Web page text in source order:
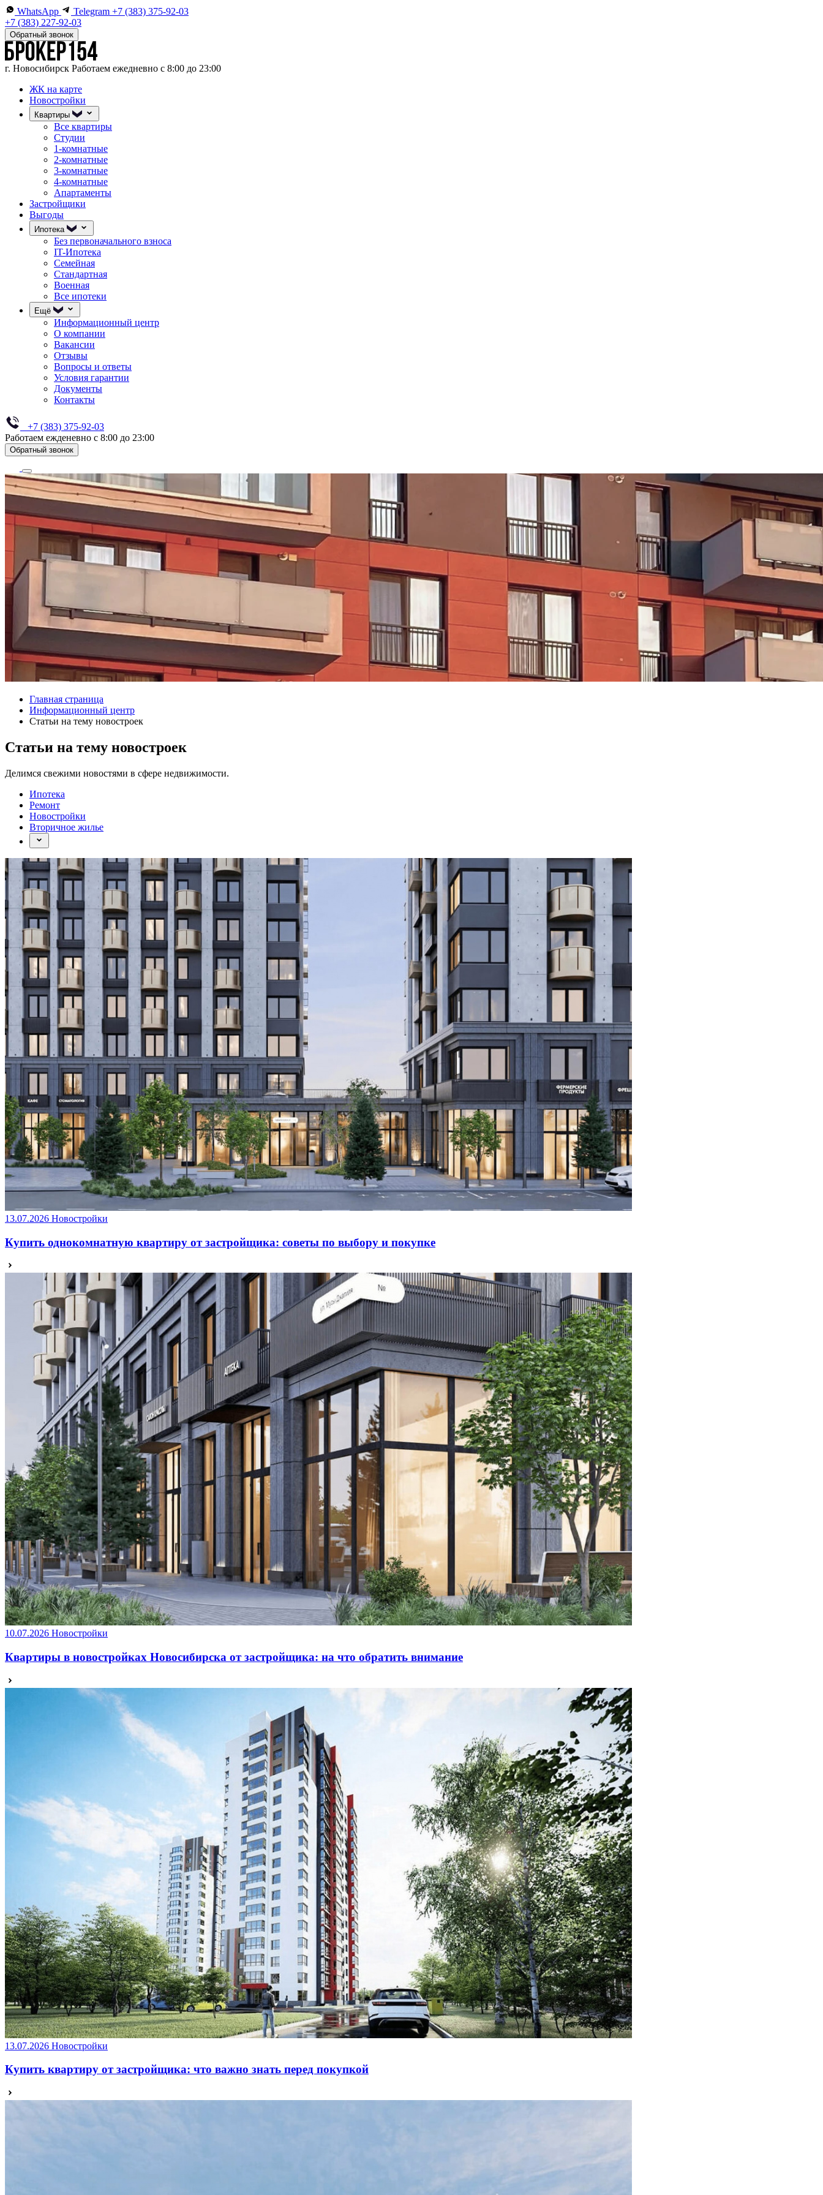
WhatsApp Telegram +7 (383) 375-92-03
+7 (383) 227-92-03
Обратный звонок
г. Новосибирск Работаем ежедневно с 8:00 до 23:00
ЖК на карте
Новостройки
Квартиры
Все квартиры
Студии
1-комнатные
2-комнатные
3-комнатные
4-комнатные
Апартаменты
Застройщики
Выгоды
Ипотека
Без первоначального взноса
IT-Ипотека
Семейная
Стандартная
Военная
Все ипотеки
Ещё
Информационный центр
О компании
Вакансии
Отзывы
Вопросы и ответы
Условия гарантии
Документы
Контакты
+7 (383) 375-92-03
Работаем ежденевно с 8:00 до 23:00
Обратный звонок
Главная страница
Информационный центр
Статьи на тему новостроек
Статьи на тему новостроек
Делимся свежими новостями в сфере недвижимости.
Ипотека
Ремонт
Новостройки
Вторичное жилье
13.07.2026 Новостройки
Купить однокомнатную квартиру от застройщика: советы по выбору и покупке
10.07.2026 Новостройки
Квартиры в новостройках Новосибирска от застройщика: на что обратить внимание
13.07.2026 Новостройки
Купить квартиру от застройщика: что важно знать перед покупкой